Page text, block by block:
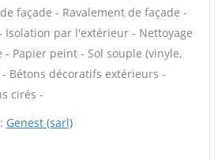
façade - Ravalement de façade -
Isolation par l'extérieur - Nettoyage
- Papier peint - Sol souple (vinyle,
- Bétons décoratifs extérieurs -
cirés -
Genest (sarl)